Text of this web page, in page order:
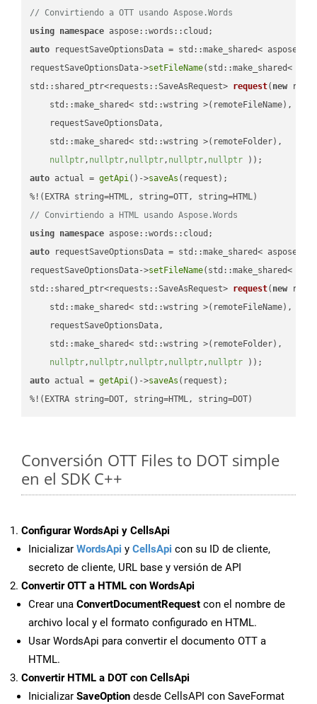
// Convirtiendo a OTT usando Aspose.Words
using namespace
auto requestSaveOptionsData = std::make_shared<
requestSaveOptionsData->setFileName(std::make_shared<
std::shared_ptr<requests::SaveAsRequest> request( new
    std::make_shared< std::wstring >(remoteFileName),
    requestSaveOptionsData,
    std::make_shared< std::wstring >(remoteFolder),
nullptr, nullptr, nullptr, nullptr, nullptr ))
auto actual = getApi()->saveAs (request);
// Convirtiendo a HTML usando Aspose.Words
using namespace
auto requestSaveOptionsData = std::make_shared<
requestSaveOptionsData->setFileName(std::make_shared<
std::shared_ptr<requests::SaveAsRequest> request( new
    std::make_shared< std::wstring >(remoteFileName),
    requestSaveOptionsData,
    std::make_shared< std::wstring >(remoteFolder),
nullptr, nullptr, nullptr, nullptr, nullptr ))
auto actual = getApi()->saveAs (request);
%!(EXTRA string=DOT, string=HTML, string=DOT)
Conversión OTT Files to DOT simple
en el SDK C++
Configurar WordsApi y CellsApi
Inicializar WordsApi y CellsApi con su ID de cliente,
secreto de cliente, URL base y versión de API
Convertir OTT a HTML con WordsApi
Crear una ConvertDocumentRequest con el nombre de
archivo local y el formato configurado en HTML.
Usar WordsApi para convertir el documento OTT a
HTML.
Convertir HTML a DOT con CellsApi
Inicializar SaveOption desde CellsAPI con SaveFormat